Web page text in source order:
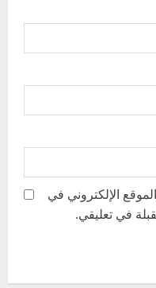
الإلكتروني في
في تعليقي.